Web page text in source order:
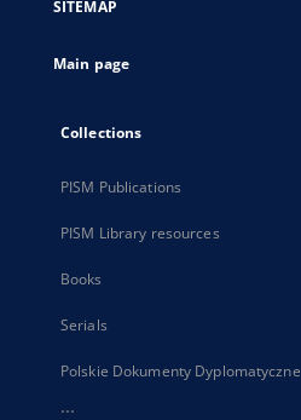
new
SITEMAP
Main page
Collections
PISM Publications
PISM Library resources
Books
Serials
Polskie Dokumenty Dyplomatyczne
...